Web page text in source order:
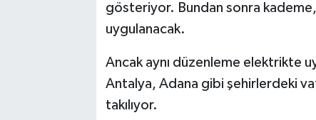
gösteriyor. Bundan sonra
uygulanacak.
Ancak aynı düzenleme elektrikte
Antalya, Adana gibi şehirlerdeki
takılıyor.